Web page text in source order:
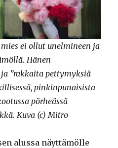
mies ei ollut unelmineen ja
Hänen
”rakkaita pettymyksiä
pinkinpunaisista
pörheässä
Kuva (c) Mitro
alussa näyttämölle